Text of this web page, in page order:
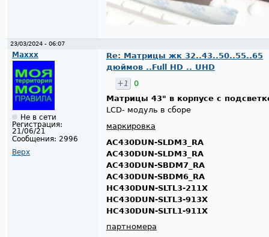
23/03/2024 - 06:07
Maxxx
Не в сети
Регистрация:
21/06/21
Сообщения: 2996
Верх
Re: Матрицы жк 32..43..50..55..65
дюймов ..Full HD .. UHD
+1
0
Матрицы 43" в корпусе с
LCD- модуль в сборе
маркировка
AC430DUN-SLDM3_RA
AC430DUN-SLDM3_RA
AC430DUN-SBDM7_RA
AC430DUN-SBDM6_RA
HC430DUN-SLTL3-211X
HC430DUN-SLTL3-913X
HC430DUN-SLTL1-911X
партномера